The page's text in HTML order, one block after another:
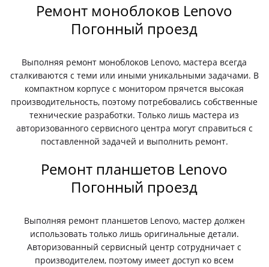
Ремонт моноблоков Lenovo
Погонный проезд
Выполняя ремонт моноблоков Lenovo, мастера всегда
сталкиваются с теми или иными уникальными задачами. В
компактном корпусе с монитором прячется высокая
производительность, поэтому потребовались собственные
технические разработки. Только лишь мастера из
авторизованного сервисного центра могут справиться с
поставленной задачей и выполнить ремонт.
Ремонт планшетов Lenovo
Погонный проезд
Выполняя ремонт планшетов Lenovo, мастер должен
использовать только лишь оригинальные детали.
Авторизованный сервисный центр сотрудничает с
производителем, поэтому имеет доступ ко всем